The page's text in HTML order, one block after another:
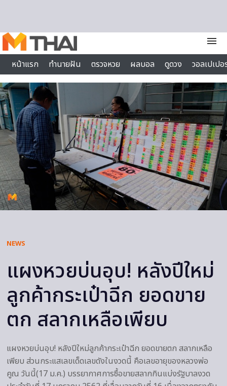
menu
หน้าแรก
ทำนายฝัน ตรวจหวย ผลบอล ดูดวง
วอลเปเป
ไลฟ์สไตล์
NEWS
แผงหวยบ่นอุบ! หลังปีใหม่
ลูกค้ากระเป๋าฉีก ยอดขาย
ตก สลากเหลือเพียบ
แผงหวยบ่นอุบ! หลังปีใหม่ลูกค้ากระเป๋าฉีก ยอดขายตก สลากเหลือ
เพียบ ส่วนกระแสเลขเด็ดเลขดังในงวดนี้ คือเลขอายุของหลวงพ่อ
คูณ วันนี้(17 ม.ค.) บรรยากาศการซื้อขายสลากกินแบ่งรัฐบาลงวด